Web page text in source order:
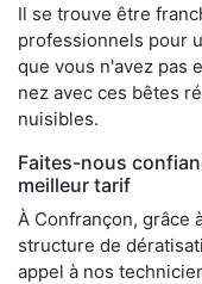
Il se trouve être
professionnels pour
que vous n'avez pas
nez avec ces bêtes
nuisibles.
Faites-nous
meilleur tarif
À Confrançon, grâce
structure de
appel à nos